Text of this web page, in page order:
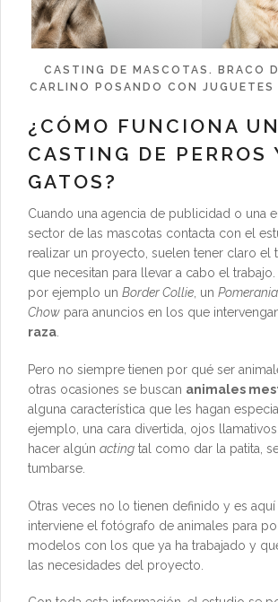
CASTING DE MASCOTAS. BRACO
CARLINO POSANDO CON JUGUETES
¿CÓMO FUNCIONA UN
CASTING DE PERROS
GATOS?
Cuando una agencia de publicidad o una
sector de las mascotas contacta con el
realizar un proyecto, suelen tener claro el
que necesitan para llevar a cabo el
por ejemplo un Border Collie, un Pomerania
Chow para anuncios en los que
raza.
Pero no siempre tienen por qué ser
otras ocasiones se buscan animales
alguna característica que les hagan
ejemplo, una cara divertida, ojos
hacer algún acting tal como dar la patita,
tumbarse.
Otras veces no lo tienen definido y es
interviene el fotógrafo de animales para
modelos con los que ya ha trabajado y
las necesidades del proyecto.